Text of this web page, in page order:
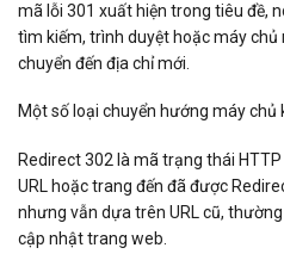
mã lỗi 301 xuất hiện trong tiêu đề,
tìm kiếm, trình duyệt hoặc máy
chuyển đến địa chỉ mới.
Một số loại chuyển hướng máy chủ
Redirect 302 là mã trạng thái
URL hoặc trang đến đã được
nhưng vẫn dựa trên URL cũ,
cập nhật trang web.